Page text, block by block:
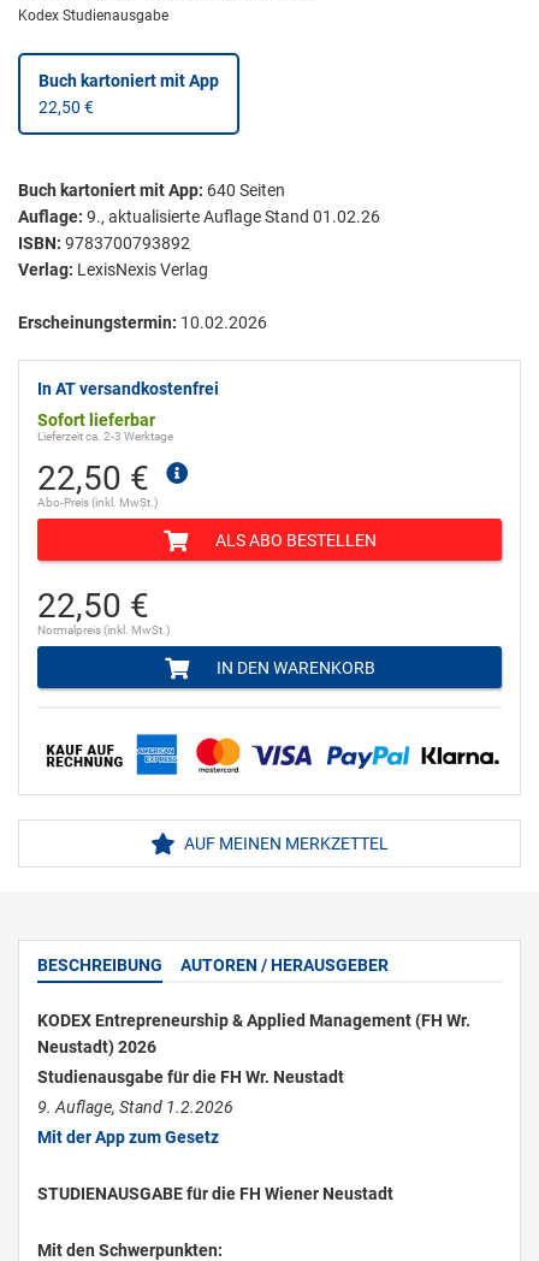
Kodex Studienausgabe
Buch kartoniertmit App
22,50 €
Buch kartoniertmit App: 640 Seiten
Auflage: 9., aktualisierte Auflage Stand 01.02.26
ISBN: 9783700793892
Verlag: LexisNexis Verlag
Erscheinungstermin: 10.02.2026
In AT versandkostenfrei
Sofort lieferbar
Lieferzeit ca. 2-3 Werktage
22,50 €
Abo-Preis (inkl. MwSt.)
ALS ABO BESTELLEN
22,50 €
Normalpreis (inkl. MwSt.)
IN DEN WARENKORB
AUF MEINEN MERKZETTEL
BESCHREIBUNG AUTOREN / HERAUSGEBER
KODEX Entrepreneurship & Applied Management (FH Wr.
Neustadt) 2026
Studienausgabe für die FH Wr. Neustadt
9. Auflage, Stand 1.2.2026
Mit der App zum Gesetz
STUDIENAUSGABE für die FH Wiener Neustadt
Mit den Schwerpunkten: